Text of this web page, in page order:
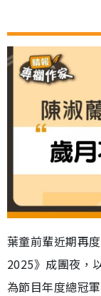
葉童前輩近期再
2025》成團夜，
為節目年度總冠